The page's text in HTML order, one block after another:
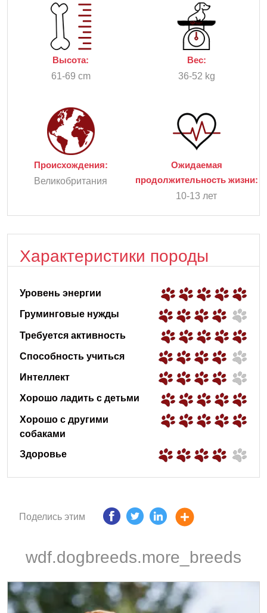
Высота:
61-69 cm
Вес:
36-52 kg
Происхождения:
Великобритания
Ожидаемая
продолжительность жизни:
10-13 лет
Характеристики породы
Уровень энергии
Груминговые нужды
Требуется активность
Способность учиться
Интеллект
Хорошо ладить с детьми
Хорошо с другими
собаками
Здоровье
Поделись этим
wdf.dogbreeds.more_breeds